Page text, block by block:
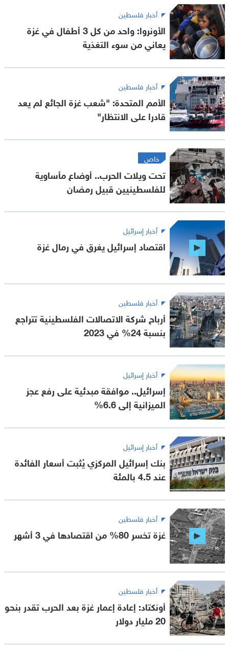
أخبار فلسطين
الأونروا: واحد من كل 3 أطفال في غزة
يعاني من سوء التغذية
أخبار فلسطين
الأمم المتحدة: "شعب غزة الجائع لم يعد
قادرا على الانتظار"
خاص
تحت ويلات الحرب.. أوضاع مأساوية
للفلسطينيين قبيل رمضان
أخبار إسرائيل
اقتصاد إسرائيل يغرق في رمال غزة
أخبار فلسطين
أرباح شركة الاتصالات الفلسطينية تتراجع
بنسبة 24% في 2023
أخبار إسرائيل
إسرائيل.. موافقة مبدئية على رفع عجز
الميزانية إلى 6.6%
أخبار إسرائيل
بنك إسرائيل المركزي يُثبت أسعار الفائدة
عند 4.5 بالمئة
أخبار فلسطين
غزة تخسر 80% من اقتصادها في 3 أشهر
أخبار فلسطين
أونكتاد: إعادة إعمار غزة بعد الحرب تقدر بنحو
20 مليار دولار